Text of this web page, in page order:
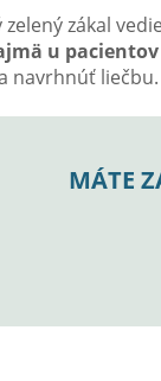
zelený zákal
u
navrhnúť liečbu.
MÁTE